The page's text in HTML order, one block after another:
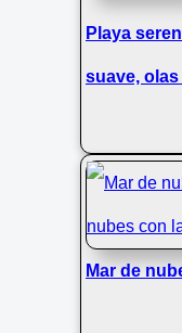
Playa
suave,
Mar de